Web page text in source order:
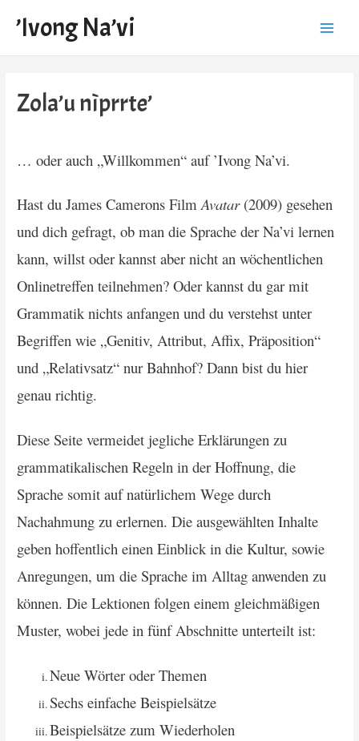
’Ivong Na’vi
Zola’u nìprrte’
… oder auch „Willkommen“ auf ’Ivong Na’vi.
Hast du James Camerons FilmAvatar(2009) gesehen
und dich gefragt, ob man die Sprache der Na’vi lernen
kann, willst oder kannst aber nicht an wöchentlichen
Onlinetreffen teilnehmen? Oder kannst du gar mit
Grammatik nichts anfangen und du verstehst unter
Begriffen wie „Genitiv, Attribut, Affix, Präposition“
und „Relativsatz“ nur Bahnhof? Dann bist du hier
genau richtig.
Diese Seite vermeidet jegliche Erklärungen zu
grammatikalischen Regeln in der Hoffnung, die
Sprache somit auf natürlichem Wege durch
Nachahmung zu erlernen. Die ausgewählten Inhalte
geben hoffentlich einen Einblick in die Kultur, sowie
Anregungen, um die Sprache im Alltag anwenden zu
können. Die Lektionen folgen einem gleichmäßigen
Muster, wobei jede in fünf Abschnitte unterteilt ist:
Neue Wörter oder Themen
Sechs einfache Beispielsätze
Beispielsätze zum Wiederholen